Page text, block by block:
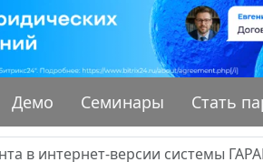
Демо Семинары Стать